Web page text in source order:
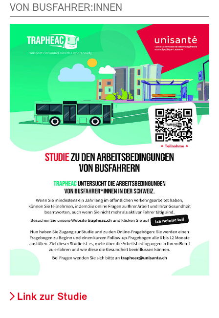
VON BUSFAHRER:INNEN
Link zur Studie